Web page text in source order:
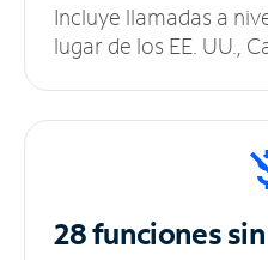
Incluye llamadas a
lugar de los EE. UU.,
28 funciones sin